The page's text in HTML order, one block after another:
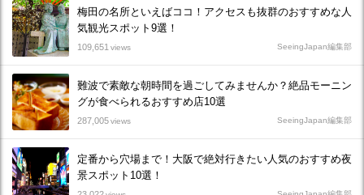
梅田の名所といえばココ！アクセスも抜群のおすすめな人
気観光スポット9選！
109,651 views SeeingJapan編集部
難波で素敵な朝時間を過ごしてみませんか？絶品モーニン
グが食べられるおすすめ店10選
287,005views SeeingJapan編集部
定番から穴場まで！大阪で絶対行きたい人気のおすすめ夜
景スポット10選！